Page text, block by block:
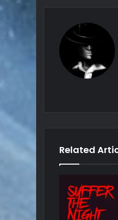
Related